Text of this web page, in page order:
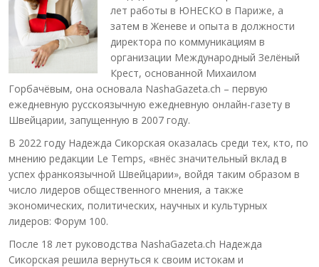
лет работы в ЮНЕСКО в Париже, а
затем в Женеве и опыта в должности
директора по коммуникациям в
организации Международный Зелёный
Крест, основанной Михаилом
Горбачёвым, она основала NashaGazeta.ch – первую
ежедневную русскоязычную ежедневную онлайн-газету в
Швейцарии, запущенную в 2007 году.
В 2022 году Надежда Сикорская оказалась среди тех, кто, по
мнению редакции Le Temps, «внёс значительный вклад в
успех франкоязычной Швейцарии», войдя таким образом в
число лидеров общественного мнения, а также
экономических, политических, научных и культурных
лидеров: Форум 100.
После 18 лет руководства NashaGazeta.ch Надежда
Сикорская решила вернуться к своим истокам и